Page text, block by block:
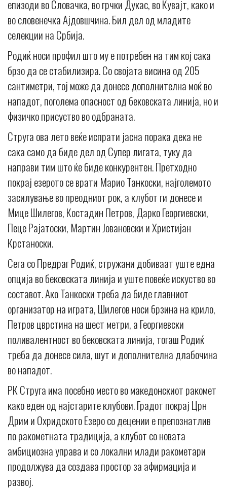
епизоди во Словачка, во грчки Дукас, во Кувајт, како и
во словенечка Ајдовшчина. Бил дел од младите
селекции на Србија.
Родиќ носи профил што му е потребен на тим кој сака
брзо да се стабилизира. Со својата висина од 205
сантиметри, тој може да донесе дополнителна моќ во
нападот, поголема опасност од бековската линија, но и
физичко присуство во одбраната.
Струга ова лето веќе испрати јасна порака дека не
сака само да биде дел од Супер лигата, туку да
направи тим што ќе биде конкурентен. Претходно
покрај езерото се врати Марио Танкоски, најголемото
засилување во преодниот рок, а клубот ги донесе и
Мице Шилегов, Костадин Петров, Дарко Георгиевски,
Пеце Рајатоски, Мартин Јовановски и Христијан
Крстаноски.
Сега со Предраг Родиќ, стружани добиваат уште една
опција во бековската линија и уште повеќе искуство во
составот. Ако Танкоски треба да биде главниот
организатор на играта, Шилегов носи брзина на крило,
Петров цврстина на шест метри, а Георгиевски
поливалентност во бековската линија, тогаш Родиќ
треба да донесе сила, шут и дополнителна длабочина
во нападот.
РК Струга има посебно место во македонскиот ракомет
како еден од најстарите клубови. Градот покрај Црн
Дрим и Охридското Езеро со децении е препознатлив
по ракометната традиција, а клубот со новата
амбициозна управа и со локални млади ракометари
продолжува да создава простор за афирмација и
развој.